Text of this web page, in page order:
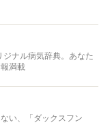
ナル病気辞典。あなた
満載
い、「ダックスフン